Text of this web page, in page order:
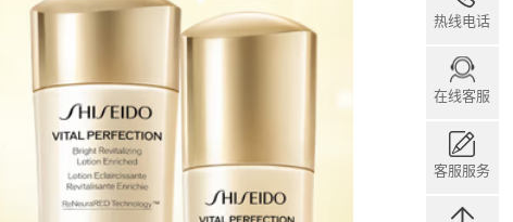
热线电话
在线客服
客服服务